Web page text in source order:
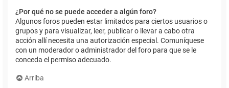
¿Por qué no se puede acceder a algún foro?
Algunos foros pueden estar limitados para ciertos usuarios o
grupos y para visualizar, leer, publicar o llevar a cabo otra
acción allí necesita una autorización especial. Comuníquese
con un moderador o administrador del foro para que se le
conceda el permiso adecuado.
Arriba